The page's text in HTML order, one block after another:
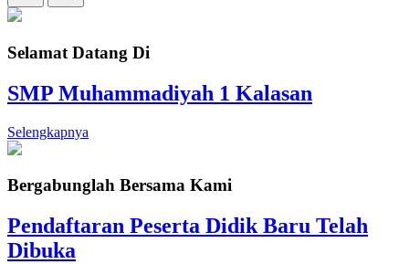
Selamat Datang Di
SMP Muhammadiyah 1 Kalasan
Selengkapnya
Bergabunglah Bersama Kami
Pendaftaran Peserta Didik Baru Telah
Dibuka